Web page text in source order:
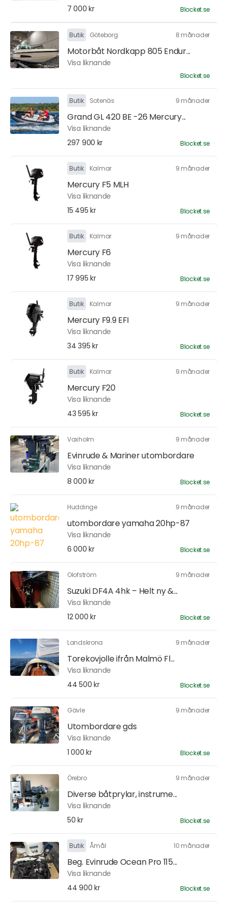
7 000 kr
Blocket.se
Butik Göteborg 8 månader
Motorbåt Nordkapp 805 Endur...
Visa liknande
Blocket.se
Butik Sotenäs 9 månader
Grand GL 420 BE -26 Mercury...
Visa liknande
297 900 kr
Blocket.se
Butik Kalmar 9 månader
Mercury F5 MLH
Visa liknande
15 495 kr
Blocket.se
Butik Kalmar 9 månader
Mercury F6
Visa liknande
17 995 kr
Blocket.se
Butik Kalmar 9 månader
Mercury F9.9 EFI
Visa liknande
34 395 kr
Blocket.se
Butik Kalmar 9 månader
Mercury F20
Visa liknande
43 595 kr
Blocket.se
Vaxholm 9 månader
Evinrude & Mariner utombordare
Visa liknande
8 000 kr
Blocket.se
Huddinge 9 månader
utombordare yamaha 20hp-87
Visa liknande
6 000 kr
Blocket.se
Olofström 9 månader
Suzuki DF4A 4hk – Helt ny &...
Visa liknande
12 000 kr
Blocket.se
Landskrona 9 månader
Torekovjolle ifrån Malmö Fl...
Visa liknande
44 500 kr
Blocket.se
Gävle 9 månader
Utombordare gds
Visa liknande
1 000 kr
Blocket.se
Örebro 9 månader
Diverse båtprylar, instrume...
Visa liknande
50 kr
Blocket.se
Butik Åmål 10 månader
Beg. Evinrude Ocean Pro 115...
Visa liknande
44 900 kr
Blocket.se